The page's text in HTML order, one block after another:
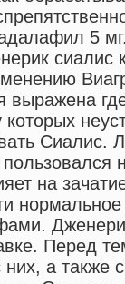
5
сиалис
выражена
Сиалис.
на
нормальное
Перед
а также